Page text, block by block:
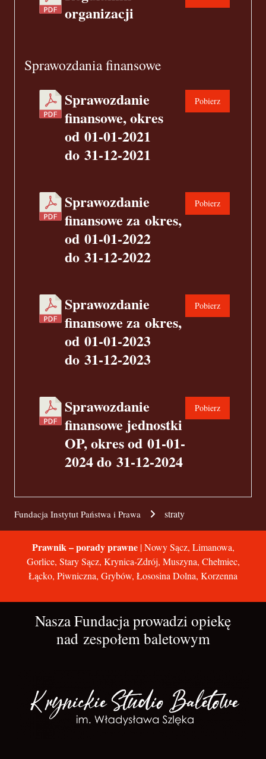
organizacji
Sprawozdania finansowe
Sprawozdanie
finansowe, okres
od 01-01-2021
do 31-12-2021
Pobierz
Sprawozdanie
finansowe za okres,
od 01-01-2022
do 31-12-2022
Pobierz
Sprawozdanie
finansowe za okres,
od 01-01-2023
do 31-12-2023
Pobierz
Sprawozdanie
finansowe jednostki
OP, okres od 01-01-
2024 do 31-12-2024
Pobierz
Fundacja Instytut Państwa i Prawa straty
Prawnik – porady prawne| Nowy Sącz, Limanowa,
Gorlice, Stary Sącz, Krynica-Zdrój, Muszyna, Chełmiec,
Łącko, Piwniczna, Grybów, Łososina Dolna, Korzenna
Nasza Fundacja prowadzi opiekę
nad zespołem baletowym